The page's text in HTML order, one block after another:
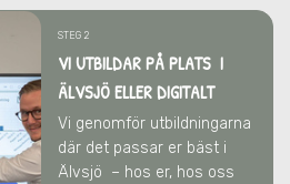
STEG 2
VI UTBILDAR PÅ PLATS I
ÄLVSJÖ ELLER DIGITALT
Vi genomför utbildningarna
där det passar er bäst i
Älvsjö – hos er, hos oss